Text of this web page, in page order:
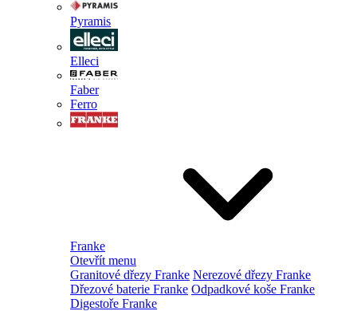
Pyramis
Elleci
Faber
Ferro
Franke
Otevřít menu
Granitové dřezy Franke Nerezové dřezy Franke
Dřezové baterie Franke Odpadkové koše Franke
Digestoře Franke